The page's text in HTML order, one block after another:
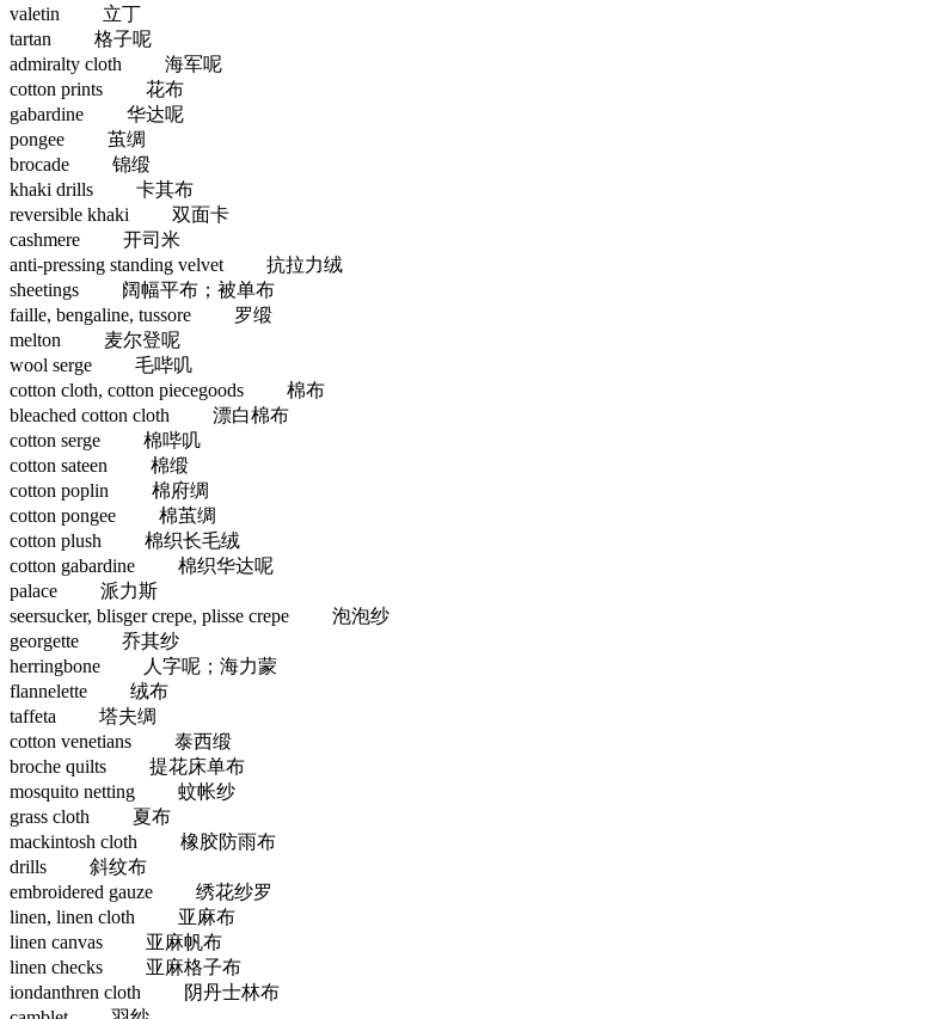
valetin 立丁
tartan 格子呢
admiralty cloth 海军呢
cotton prints 花布
gabardine 华达呢
pongee 茧绸
brocade 锦缎
khaki drills 卡其布
reversible khaki 双面卡
cashmere 开司米
anti-pressing standing velvet 抗拉力绒
sheetings 阔幅平布；被单布
faille, bengaline, tussore 罗缎
melton 麦尔登呢
wool serge 毛哔叽
cotton cloth, cotton piecegoods 棉布
bleached cotton cloth 漂白棉布
cotton serge 棉哔叽
cotton sateen 棉缎
cotton poplin 棉府绸
cotton pongee 棉茧绸
cotton plush 棉织长毛绒
cotton gabardine 棉织华达呢
palace 派力斯
seersucker, blisger crepe, plisse crepe 泡泡纱
georgette 乔其纱
herringbone 人字呢；海力蒙
flannelette 绒布
taffeta 塔夫绸
cotton venetians 泰西缎
broche quilts 提花床单布
mosquito netting 蚊帐纱
grass cloth 夏布
mackintosh cloth 橡胶防雨布
drills 斜纹布
embroidered gauze 绣花纱罗
linen, linen cloth 亚麻布
linen canvas 亚麻帆布
linen checks 亚麻格子布
iondanthren cloth 阴丹士林布